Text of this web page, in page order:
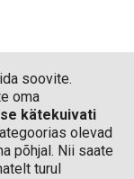
soovite.
oma
kätekuivati
olevad
põhjal. Nii saate
turul